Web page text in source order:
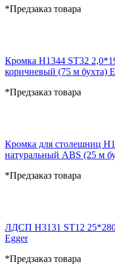
*Предзаказ товара
Кромка H1344 ST32
коричневый (75 м бухта)
*Предзаказ товара
Кромка для столешниц
натуральный ABS (25 м
*Предзаказ товара
ЛДСП H3131 ST12
Egger
*Предзаказ товара